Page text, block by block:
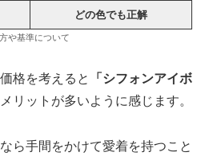
どの色でも正解
や基準について
格を考えると
「シフォンアイボ
リットが多いように感じます。
ら手間をかけて愛着を持つこと